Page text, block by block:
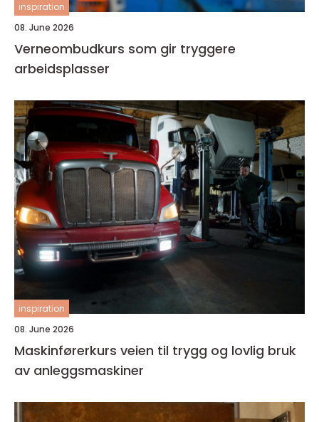
inspiration
08. June 2026
Verneombudkurs som gir tryggere
arbeidsplasser
inspiration
08. June 2026
Maskinførerkurs veien til trygg og lovlig bruk
av anleggsmaskiner